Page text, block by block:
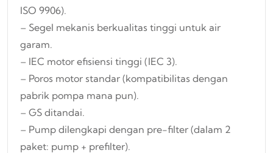
ISO 9906).
– Segel mekanis berkualitas tinggi untuk air
garam.
– IEC motor efisiensi tinggi (IEC 3).
– Poros motor standar (kompatibilitas dengan
pabrik pompa mana pun).
– GS ditandai.
– Pump dilengkapi dengan pre-filter (dalam 2
paket: pump + prefilter).